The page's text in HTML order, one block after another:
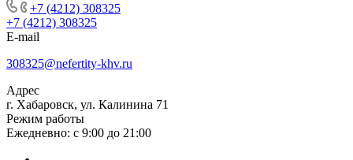
+7 (4212) 308325
+7 (4212) 308325
E-mail
308325@nefertity-khv.ru
Адрес
г. Хабаровск, ул. Калинина 71
Режим работы
Ежедневно: с 9:00 до 21:00